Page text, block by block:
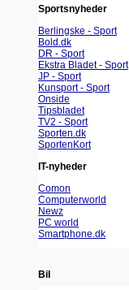
Sportsnyheder
Berlingske - Sport
Bold.dk
DR - Sport
Ekstra Bladet - Sport
JP - Sport
Kunsport - Sport
Onside
Tipsbladet
TV2 - Sport
Sporten.dk
SportenKort
IT-nyheder
Comon
Computerworld
Newz
PC world
Smartphone.dk
Bil